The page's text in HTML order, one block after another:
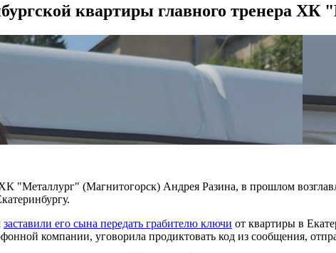
квартиры главного тренера ХК
ХК "Металлург" (Магнитогорск) Андрея Разина, в прошлом
заставили его сына передать грабителю ключи от квартиры в
компании, уговорила продиктовать код из сообщения,